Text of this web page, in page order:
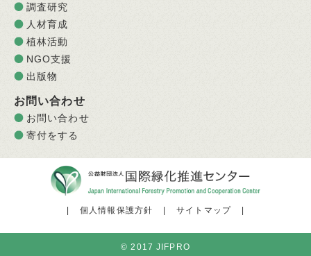
調査研究
人材育成
植林活動
NGO支援
出版物
お問い合わせ
お問い合わせ
寄付をする
個人情報保護方針 サイトマップ
© 2017 JIFPRO